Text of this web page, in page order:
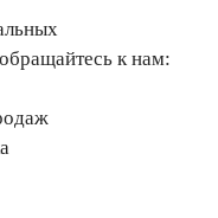
обращайтесь к нам: